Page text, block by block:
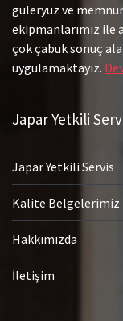
güleryüz ve
ekipmanlarımız ile
çok çabuk sonuç
uygulamaktayız.
Japar Yetkili
Japar Yetkili Servis
Kalite Belgelerimiz
Hakkımızda
İletişim